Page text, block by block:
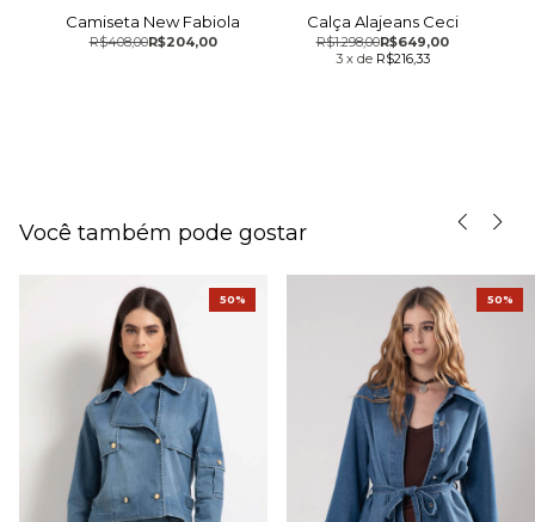
Camiseta New Fabiola
R$204,00
R$408,00
Calça Alajeans Ceci
R$649,00
R$1.298,00
3 x de R$216,33
Você também pode gostar
50% 50%